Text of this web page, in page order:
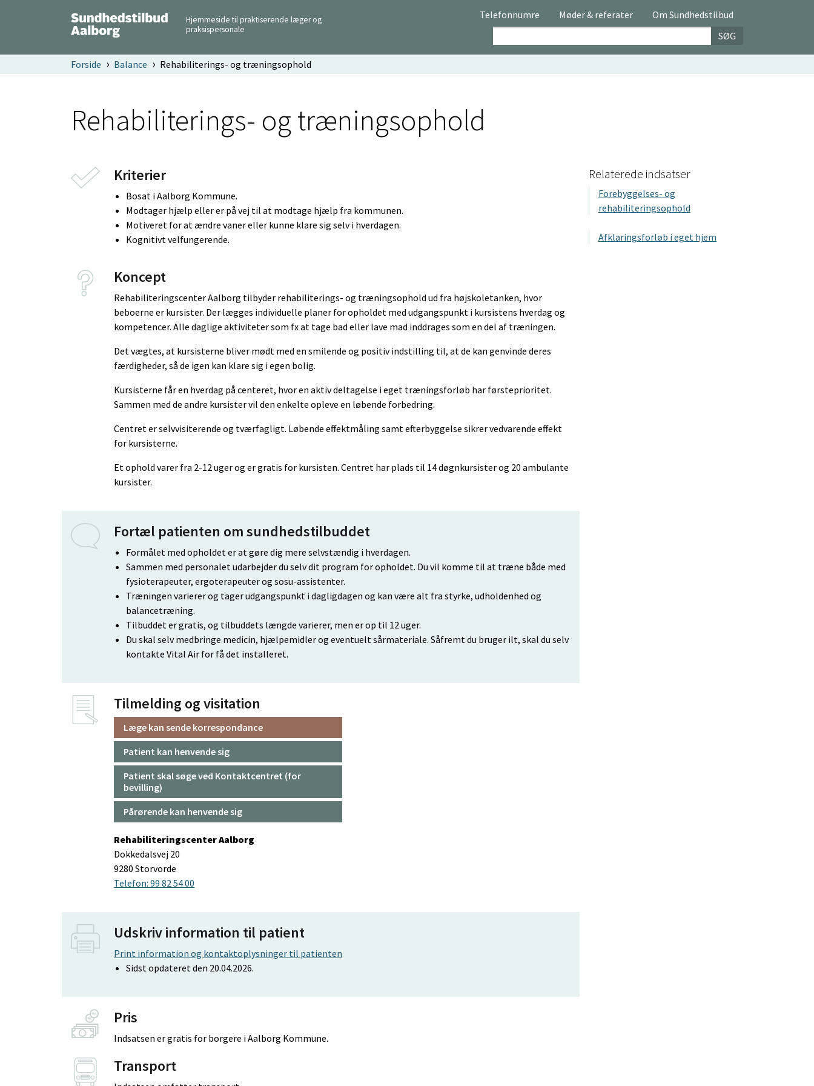
Hjemmeside til praktiserende læger og
praksispersonale
Telefonnumre Møder & referater
Om Sundhedstilbud
SØG
Forside Balance Rehabiliterings- og træningsophold
Rehabiliterings- og træningsophold
Kriterier
Bosat i Aalborg Kommune.
Modtager hjælp eller er på vej til at modtage hjælp fra kommunen.
Motiveret for at ændre vaner eller kunne klare sig selv i hverdagen.
Kognitivt velfungerende.
Koncept
Rehabiliteringscenter Aalborg tilbyder rehabiliterings- og træningsophold ud fra højskoletanken, hvor
beboerne er kursister. Der lægges individuelle planer for opholdet med udgangspunkt i kursistens hverdag og
kompetencer. Alle daglige aktiviteter som fx at tage bad eller lave mad inddrages som en del af træningen.
Det vægtes, at kursisterne bliver mødt med en smilende og positiv indstilling til, at de kan genvinde deres
færdigheder, så de igen kan klare sig i egen bolig.
Kursisterne får en hverdag på centeret, hvor en aktiv deltagelse i eget træningsforløb har førsteprioritet.
Sammen med de andre kursister vil den enkelte opleve en løbende forbedring.
Centret er selvvisiterende og tværfagligt. Løbende effektmåling samt efterbyggelse sikrer vedvarende effekt
for kursisterne.
Et ophold varer fra 2-12 uger og er gratis for kursisten. Centret har plads til 14 døgnkursister og 20 ambulante
kursister.
Fortæl patienten om sundhedstilbuddet
Formålet med opholdet er at gøre dig mere selvstændig i hverdagen.
Sammen med personalet udarbejder du selv dit program for opholdet. Du vil komme til at træne både med
fysioterapeuter, ergoterapeuter og sosu-assistenter.
Træningen varierer og tager udgangspunkt i dagligdagen og kan være alt fra styrke, udholdenhed og
balancetræning.
Tilbuddet er gratis, og tilbuddets længde varierer, men er op til 12 uger.
Du skal selv medbringe medicin, hjælpemidler og eventuelt sårmateriale. Såfremt du bruger ilt, skal du selv
kontakte Vital Air for få det installeret.
Tilmelding og visitation
Læge kan sende korrespondance
Patient kan henvende sig
Patient skal søge ved Kontaktcentret (for
bevilling)
Pårørende kan henvende sig
Rehabiliteringscenter Aalborg
Dokkedalsvej 20
9280 Storvorde
Telefon: 99 82 54 00
Udskriv information til patient
Print information og kontaktoplysninger til patienten
Sidst opdateret den 20.04.2026.
Pris
Indsatsen er gratis for borgere i Aalborg Kommune.
Transport
Relaterede indsatser
Forebyggelses- og
rehabiliteringsophold
Afklaringsforløb i eget hjem